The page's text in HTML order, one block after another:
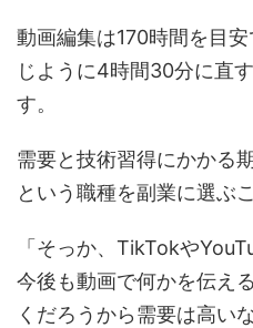
動画編集は170時間を目
じように4時間30分に直
す。
需要と技術習得にかかる
という職種を副業に選ぶ
「そっか、TikTokや
今後も動画で何かを伝え
くだろうから需要は高いな